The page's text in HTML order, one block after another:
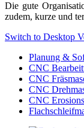
Die gute
zudem, kurze und
Switch to Desktop
Planung &
CNC
CNC
CNC
CNC